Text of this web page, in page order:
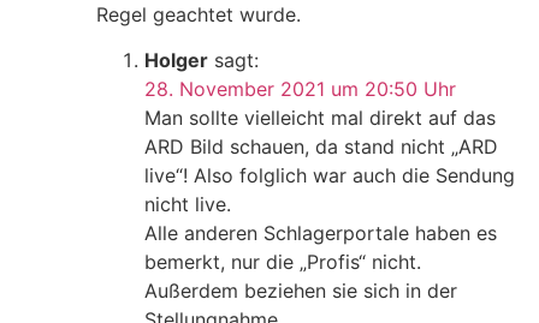
Regel geachtet wurde.
Holger sagt:
28. November 2021 um 20:50 Uhr
Man sollte vielleicht mal direkt auf das
ARD Bild schauen, da stand nicht „ARD
live“! Also folglich war auch die Sendung
nicht live.
Alle anderen Schlagerportale haben es
bemerkt, nur die „Profis“ nicht.
Außerdem beziehen sie sich in der